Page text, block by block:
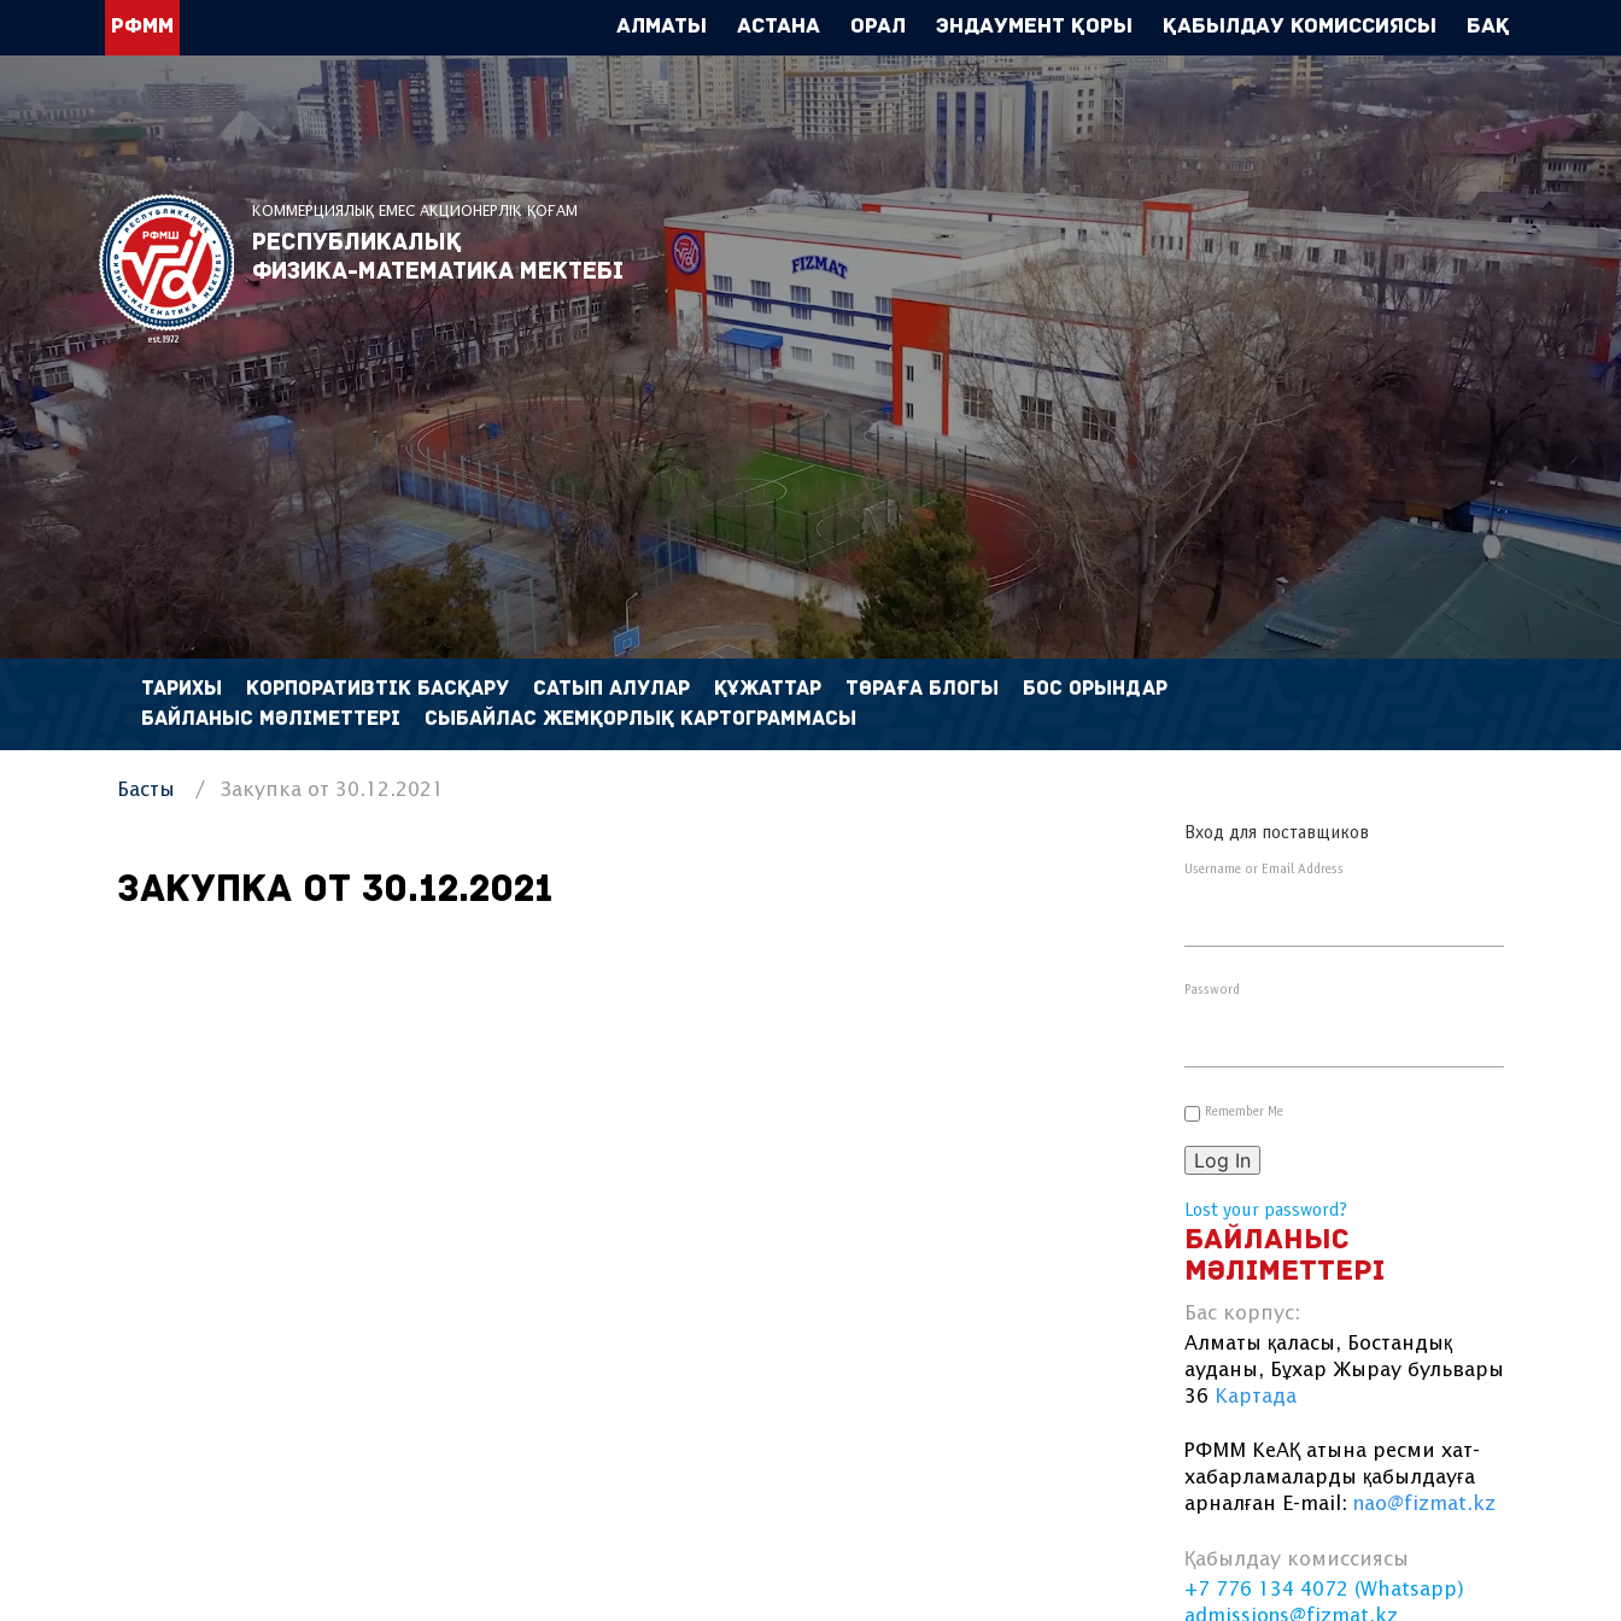
РФММ Алматы Астана Орал Эндаумент Қоры Қабылдау комиссиясы БАҚ
КОММЕРЦИЯЛЫҚ ЕМЕС АКЦИОНЕРЛІК ҚОҒАМ
Республикалық
физика-математика мектебі
ТАРИХЫ КОРПОРАТИВТІК БАСҚАРУ САТЫП АЛУЛАР ҚҰЖАТТАР ТӨРАҒА БЛОГЫ
БОС ОРЫНДАР
БАЙЛАНЫС МӘЛІМЕТТЕРІ
СЫБАЙЛАС ЖЕМҚОРЛЫҚ КАРТОГРАММАСЫ
Басты Закупка от 30.12.2021
Закупка от 30.12.2021
Вход для поставщиков
Username or Email Address
Password
Remember Me
Log In
Lost your password?
БАЙЛАНЫС
МӘЛІМЕТТЕРІ
Бас корпус:
Алматы қаласы, Бостандық
ауданы, Бұхар Жырау бульвары
36
Картада
РФММ КеАҚ атына ресми хат-
хабарламаларды қабылдауға
арналған E-mail: nao@fizmat.kz
Қабылдау комиссиясы
+7 776 134 4072 (Whatsapp)
admissions@fizmat.kz